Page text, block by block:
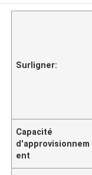
Surligner:
Capacité
d'approvisionnem
ent